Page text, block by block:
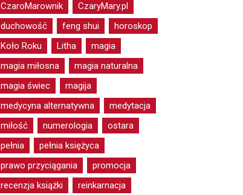
CzaroMarownik
CzaryMary.pl
duchowość
feng shui
horoskop
Koło Roku
Litha
magia
magia miłosna
magia naturalna
magia świec
magija
medycyna alternatywna
medytacja
miłość
numerologia
ostara
pełnia
pełnia księżyca
prawo przyciągania
promocja
recenzja książki
reinkarnacja